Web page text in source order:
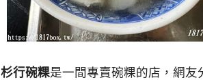
杉行碗粿是一間專賣碗粿的店，網